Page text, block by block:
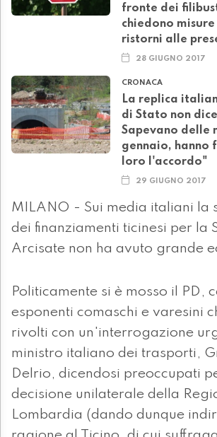
fronte dei
chiedono
ristorni alle
28 GIUGNO 2017
CRONACA
La replica
di Stato non
Sapevano delle
gennaio, hanno
loro l'accordo"
29 GIUGNO 2017
MILANO - Sui media italiani la
dei finanziamenti ticinesi per la
Arcisate non ha avuto grande
Politicamente si è mosso il PD,
esponenti comaschi e varesini
rivolti con un'interrogazione
ministro italiano dei trasporti,
Delrio, dicendosi preoccupati
decisione unilaterale della
Lombardia (dando dunque